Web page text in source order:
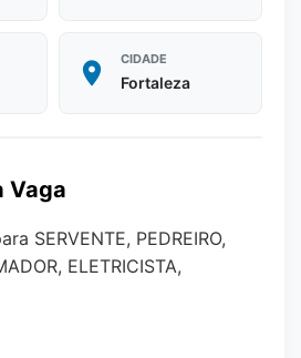
CIDADE
Fortaleza
Vaga
SERVENTE, PEDREIRO,
ELETRICISTA,